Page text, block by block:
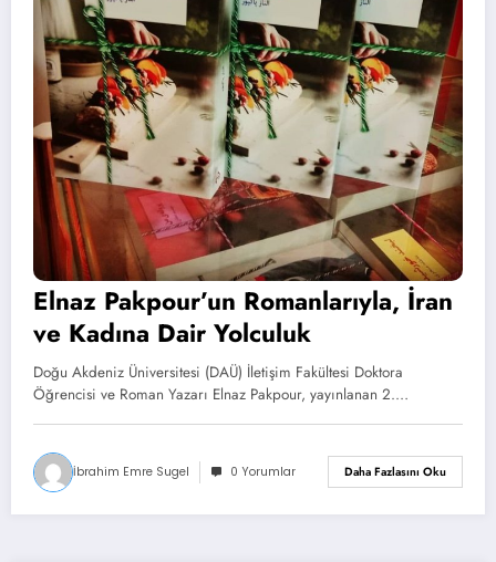
Elnaz Pakpour’un Romanlarıyla, İran
ve Kadına Dair Yolculuk
Doğu Akdeniz Üniversitesi (DAÜ) İletişim Fakültesi Doktora
Öğrencisi ve Roman Yazarı Elnaz Pakpour, yayınlanan 2.…
İbrahim Emre Sugel 0 Yorumlar Daha Fazlasını Oku